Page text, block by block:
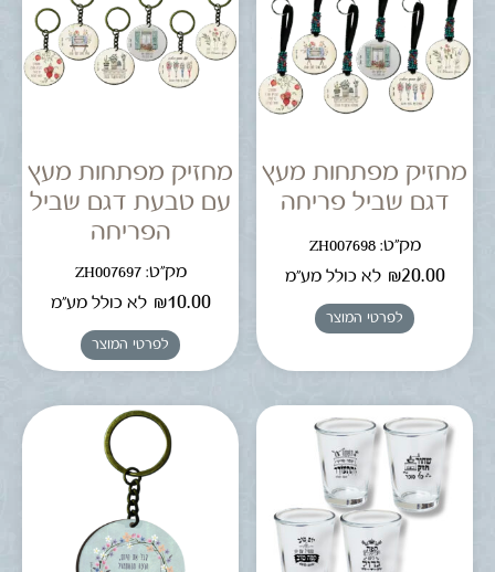
מחזיק מפתחות מעץ
דגם שביל פריחה
מק"ט: ZH007698
₪20.00 לא כולל מע"מ
לפרטי המוצר
מחזיק מפתחות מעץ
עם טבעת דגם שביל
הפריחה
מק"ט: ZH007697
₪10.00 לא כולל מע"מ
לפרטי המוצר